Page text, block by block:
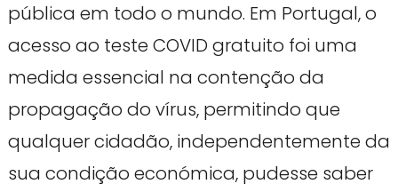
pública em todo o mundo. Em Portugal, o
acesso ao teste COVID gratuito foi uma
medida essencial na contenção da
propagação do vírus, permitindo que
qualquer cidadão, independentemente da
sua condição económica, pudesse saber